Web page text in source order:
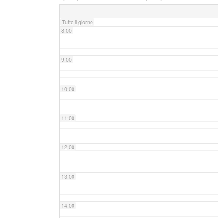
Tutto il giorno
8:00
9:00
10:00
11:00
12:00
13:00
14:00